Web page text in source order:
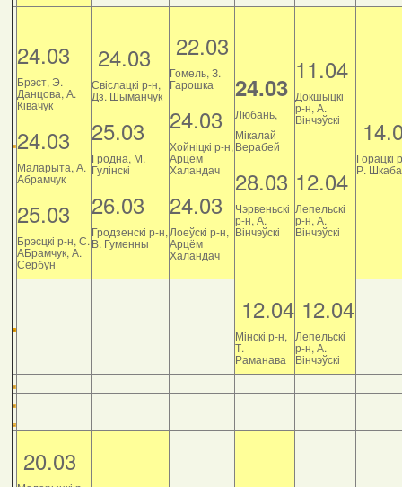
24.03
Брэст, Э.
Данцова, А.
Ківачук
24.03
Маларыта, А.
Абрамчук
25.03
Брэсцкі р-н, С.
АБрамчук, А.
Сербун
24.03
Свіслацкі р-н,
Дз. Шыманчук
25.03
Гродна, М.
Гулінскі
26.03
Гродзенскі р-н,
В. Гуменны
22.03
Гомель, З.
Гарошка
24.03
Хойніцкі р-н,
Арцём
Халандач
24.03
Лоеўскі р-н,
Арцём
Халандач
24.03
Любань,
Мікалай
Верабей
28.03
Чэрвеньскі
р-н, А.
Вінчэўскі
11.04
Докшыцкі
р-н, А.
Вінчэўскі
12.04
Лепельскі
р-н, А.
Вінчэўскі
Горацкі
Р.
12.04
Мінскі р-н,
Т.
Раманава
12.04
Лепельскі
р-н, А.
Вінчэўскі
20.03